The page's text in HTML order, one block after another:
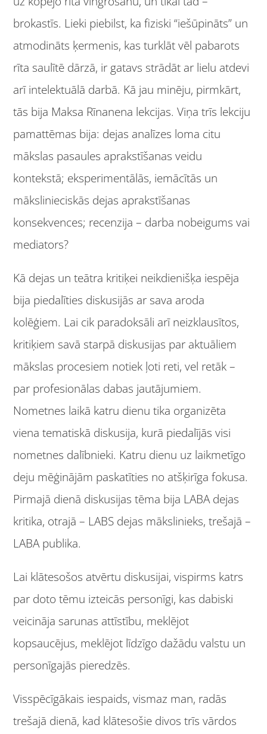
brokastīs. Lieki piebilst, ka fiziski “iešūpināts” un
atmodināts ķermenis, kas turklāt vēl pabarots
rīta saulītē dārzā, ir gatavs strādāt ar lielu atdevi
arī intelektuālā darbā. Kā jau minēju, pirmkārt,
tās bija Maksa Rīnanena lekcijas. Viņa trīs lekciju
pamattēmas bija: dejas analīzes loma citu
mākslas pasaules aprakstīšanas veidu
kontekstā; eksperimentālās, iemācītās un
mākslinieciskās dejas aprakstīšanas
konsekvences; recenzija – darba nobeigums vai
mediators?
Kā dejas un teātra kritiķei neikdienišķa iespēja
bija piedalīties diskusijās ar sava aroda
kolēģiem. Lai cik paradoksāli arī neizklausītos,
kritiķiem savā starpā diskusijas par aktuāliem
mākslas procesiem notiek ļoti reti, vel retāk –
par profesionālas dabas jautājumiem.
Nometnes laikā katru dienu tika organizēta
viena tematiskā diskusija, kurā piedalījās visi
nometnes dalībnieki. Katru dienu uz laikmetīgo
deju mēģinājām paskatīties no atšķirīga fokusa.
Pirmajā dienā diskusijas tēma bija LABA dejas
kritika, otrajā – LABS dejas mākslinieks, trešajā –
LABA publika.
Lai klātesošos atvērtu diskusijai, vispirms katrs
par doto tēmu izteicās personīgi, kas dabiski
veicināja sarunas attīstību, meklējot
kopsaucējus, meklējot līdzīgo dažādu valstu un
personīgajās pieredzēs.
Visspēcīgākais iespaids, vismaz man, radās
trešajā dienā, kad klātesošie divos trīs vārdos